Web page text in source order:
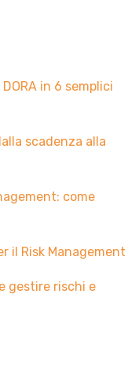
in 6 semplici
scadenza alla
come
il Risk Management
gestire rischi e